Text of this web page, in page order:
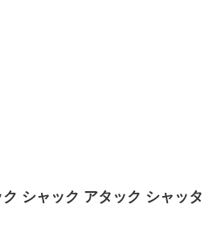
ク シャック アタック シャッタ